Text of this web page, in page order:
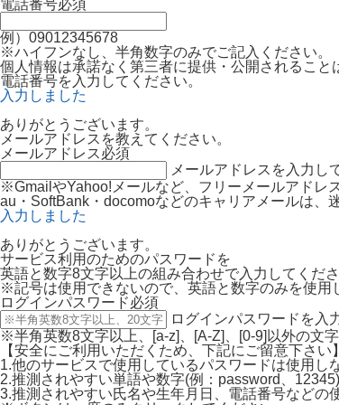
電話番号必須
例）09012345678
※ハイフンなし、半角数字のみでご記入ください。
個人情報は承諾なく第三者に提供・公開されること
電話番号を入力してください。
入力しました
ありがとうございます。
メールアドレスを教えてください。
メールアドレス必須
メールアドレスを入力し
※GmailやYahoo!メールなど、フリーメールアドレ
au・SoftBank・docomoなどのキャリアメールは、
入力しました
ありがとうございます。
サービス利用のためのパスワードを
英語と数字8文字以上の組み合わせで入力してくださ
※記号は使用できないので、英語と数字のみを使用
ログインパスワード必須
ログインパスワードを入
※半角英数8文字以上、[a-z]、[A-Z]、[0-9]以外の文
【安全にご利用いただくため、下記にご留意下さい】
1.他のサービスで使用しているパスワードは使用し
2.推測されやすい単語や数字(例：password、
3.推測されやすい氏名や生年月日、電話番号などの